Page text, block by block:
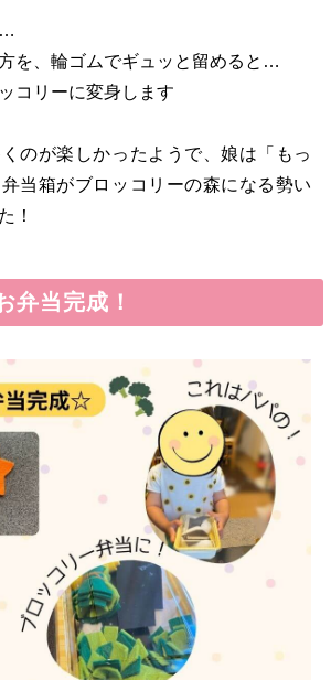
を、輪ゴムでギュッと留めると…
コリーに変身します
のが楽しかったようで、娘は「もっ
当箱がブロッコリーの森になる勢い
！
弁当完成！